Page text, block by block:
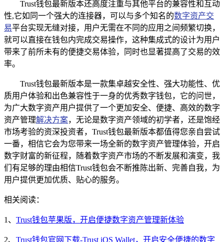
Trust钱包最新版本还高度注重与其他平台的兼容性和互动
性,它如同一个强大的连接器，可以与多个知名的数字资产交
易平台实现无缝对接，用户无需在不同的应用之间频繁切换，
就可以直接在钱包内完成交易操作，这种集成式的设计为用户
带来了前所未有的便捷交易体验，同时也显著提高了交易的效
率。
Trust钱包最新版本是一款集卓越安全性、强大功能性、优
质用户体验和出色兼容性于一身的优秀数字钱包，它的问世，
为广大数字资产用户提供了一个更加安全、便捷、高效的数字
资产管理解决方案，无论是数字资产领域的初学者，还是饱经
市场考验的资深投资者，Trust钱包最新版本都值得您亲自尝试
一番，相信它会为您带来一场全新的数字资产管理体验，开启
数字财富的新征程，随着数字资产市场的不断发展和演变，我
们有足够的理由相信Trust钱包会不断推陈出新、完善自我，为
用户提供更加优质、贴心的服务。
相关阅读：
1、 Trust钱包苹果版，开启便捷数字资产管理新体验
2、 Trust钱包官网下载-Trust iOS Wallet，开启安全便捷的数字